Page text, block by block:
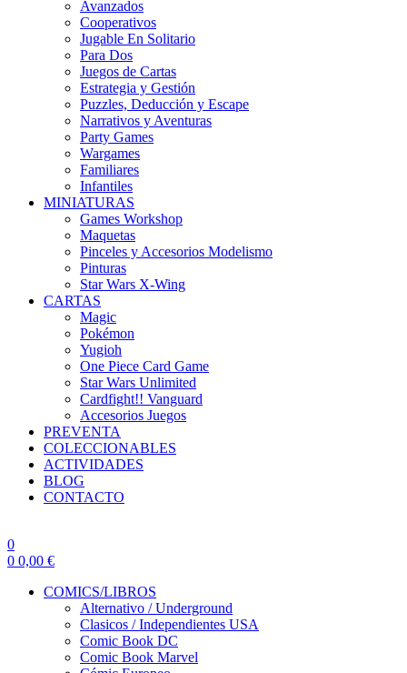
Avanzados
Cooperativos
Jugable En Solitario
Para Dos
Juegos de Cartas
Estrategia y Gestión
Puzzles, Deducción y Escape
Narrativos y Aventuras
Party Games
Wargames
Familiares
Infantiles
MINIATURAS
Games Workshop
Maquetas
Pinceles y Accesorios Modelismo
Pinturas
Star Wars X-Wing
CARTAS
Magic
Pokémon
Yugioh
One Piece Card Game
Star Wars Unlimited
Cardfight!! Vanguard
Accesorios Juegos
PREVENTA
COLECCIONABLES
ACTIVIDADES
BLOG
CONTACTO
0
0 0,00 €
COMICS/LIBROS
Alternativo / Underground
Clasicos / Independientes USA
Comic Book DC
Comic Book Marvel